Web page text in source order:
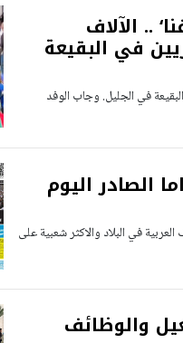
.. الآلاف
في البقيعة
في الجليل. وجاب الوفد
الصادر اليوم
في البلاد والاكثر شعبية على
والوظائف